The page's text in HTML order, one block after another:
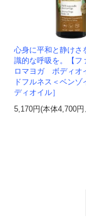
心身に平和と静けさ
識的な呼吸を。【
ロマヨガ ボディオ
ドフルネス＜ベンゾ
ディオイル］
5,170円(本体4,700